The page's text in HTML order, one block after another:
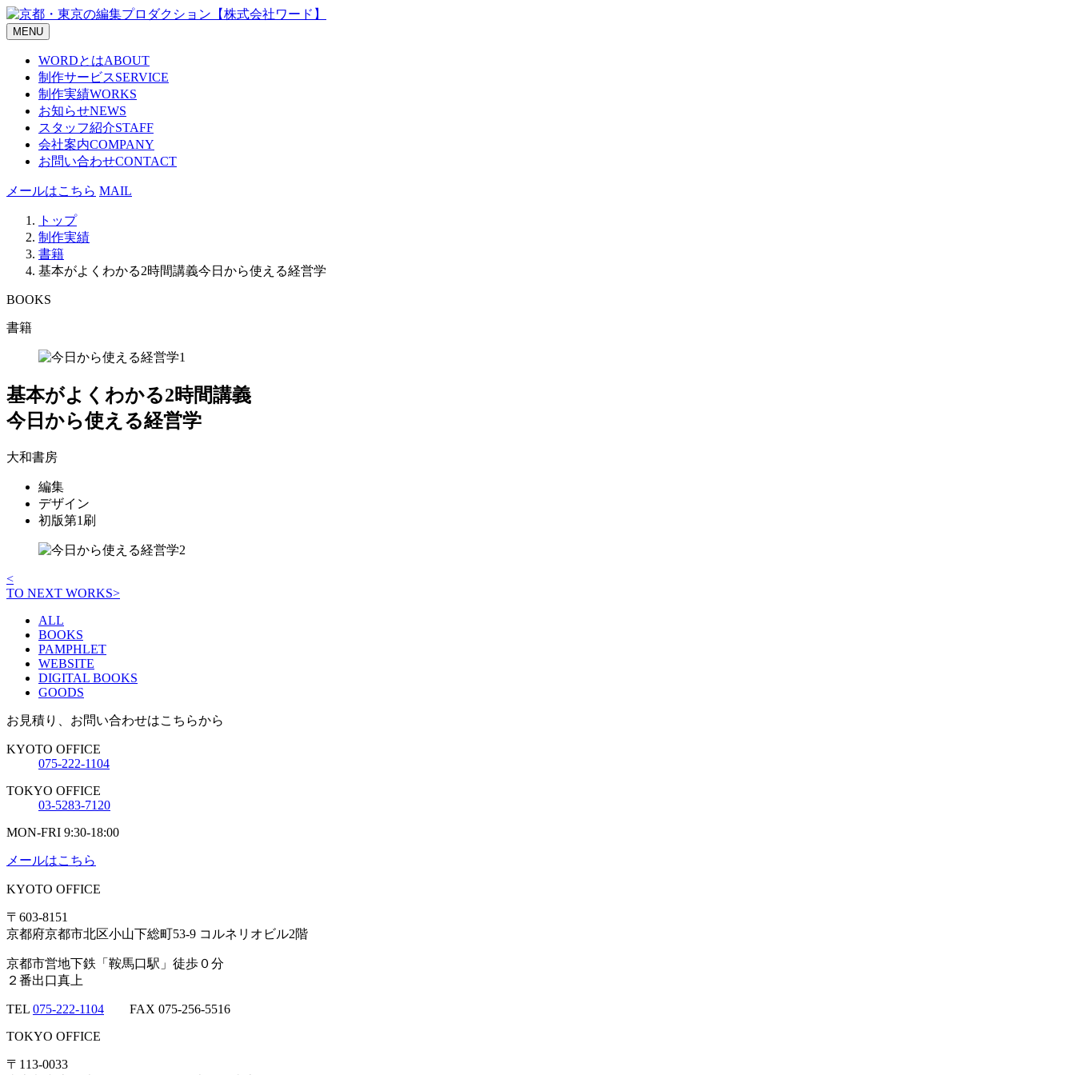
Skip
to
content
MENU
WORDとはABOUT
制作サービスSERVICE
制作実績WORKS
お知らせNEWS
スタッフ紹介STAFF
会社案内COMPANY
お問い合わせCONTACT
メールはこちら MAIL
トップ
制作実績
書籍
基本がよくわかる2時間講義今日から使える経営学
BOOKS
書籍
基本がよくわかる2時間講義
今日から使える経営学
大和書房
編集
デザイン
初版第1刷
投
ー
ン
<
TO NEXT WORKS>
ALL
BOOKS
PAMPHLET
WEBSITE
DIGITAL BOOKS
GOODS
お見積り、お問い合わせはこちらから
KYOTO OFFICE
075-222-1104
TOKYO OFFICE
03-5283-7120
MON-FRI 9:30-18:00
メールはこちら
KYOTO OFFICE
〒603-8151
京都府京都市北区小山下総町53-9 コルネリオビル2階
京都市営地下鉄「鞍馬口駅」徒歩０分
２番出口真上
TEL 075-222-1104
FAX 075-256-5516
TOKYO OFFICE
〒113-0033